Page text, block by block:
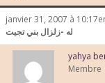
janvier 31, 2007 à 10:17
له -زلزال بني تجيت
yahya
Membre